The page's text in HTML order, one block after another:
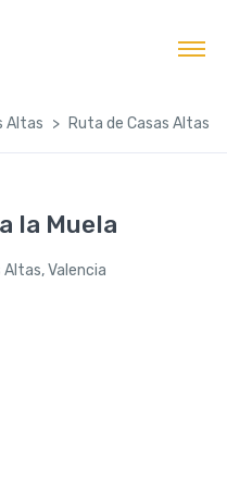
Altas Ruta de Casas Altas a
la Muela
Altas, Valencia